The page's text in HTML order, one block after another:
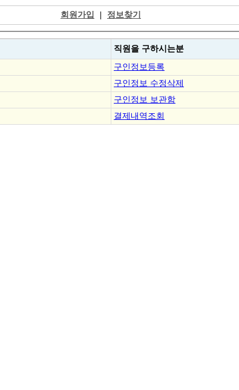
회원가입 | 정보찾기
직원을 구하시는분
구인정보등록
구인정보 수정삭제
구인정보 보관함
결제내역조회